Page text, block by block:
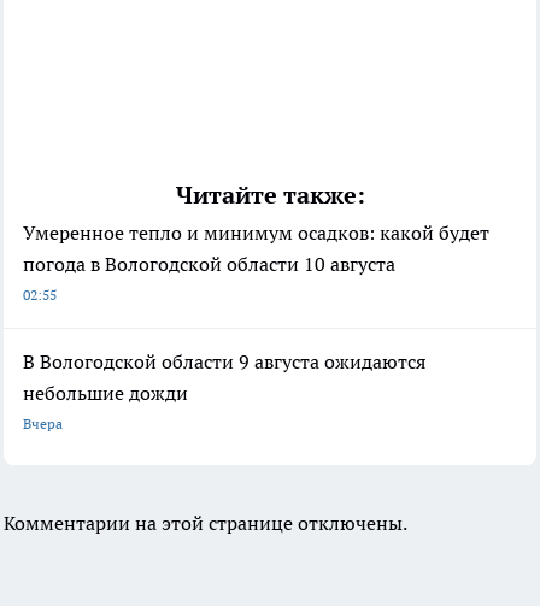
Читайте также:
Умеренное тепло и минимум осадков: какой будет
погода в Вологодской области 10 августа
02:55
В Вологодской области 9 августа ожидаются
небольшие дожди
Вчера
Комментарии на этой странице отключены.